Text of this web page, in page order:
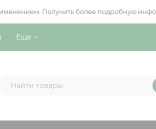
Получить более подробную
Еще